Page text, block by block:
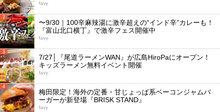
favy
2
〜9/30｜100辛麻辣湯に激辛超えの“インド辛”カレーも！
『富山北口横丁』で激辛フェス開催中
favy
3
7/27│『尾道ラーメンWAN』が広島HiroPaにオープン！
キッズラーメン無料イベント開催
favy
4
梅田限定！海外の定番・甘じょっぱ系ベーコンジャムバ
ーガーが新登場『BRISK STAND』
favy